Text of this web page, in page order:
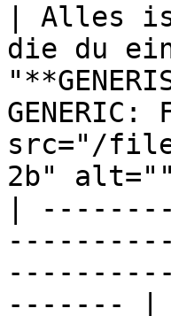
| Alles
die du
src="/
2b"
|
------- |